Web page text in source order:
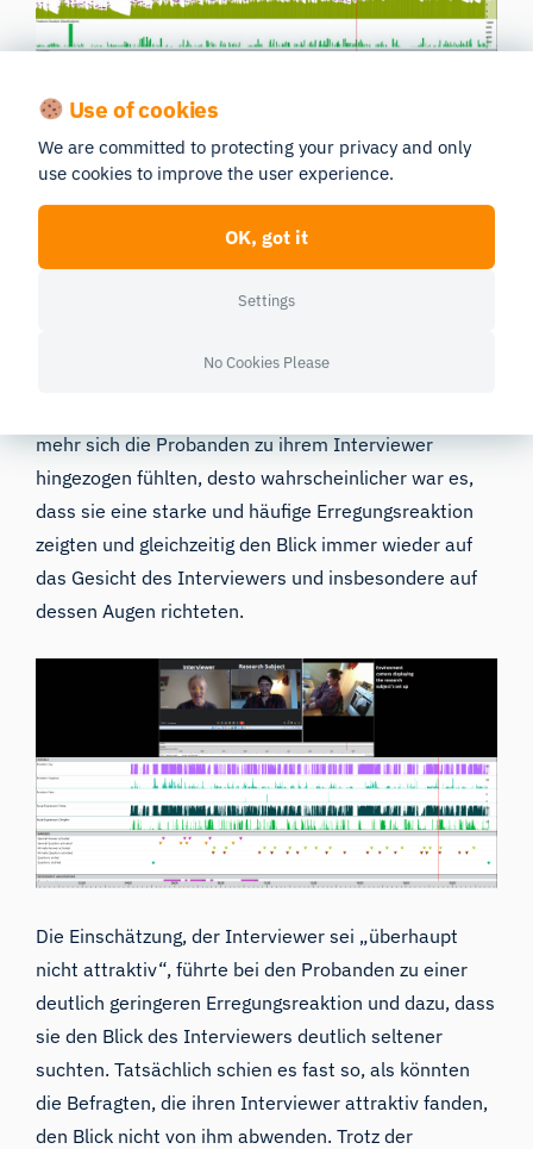
Um die Mimik sowohl der Probanden als auch der
Interviewer zu erfassen, nutzten wir den Stimulus
„Face Recording“ in iMotions. So konnten die
Interviewer den Probanden über eine virtuelle
weckenden“ Fragen stellen, nachdem diese zuvor
mehr sich die Probanden zu ihrem Interviewer
hingezogen fühlten, desto wahrscheinlicher war es,
dass sie eine starke und häufige Erregungsreaktion
zeigten und gleichzeitig den Blick immer wieder auf
das Gesicht des Interviewers und insbesondere auf
dessen Augen richteten.
Die Einschätzung, der Interviewer sei „überhaupt
nicht attraktiv“, führte bei den Probanden zu einer
deutlich geringeren Erregungsreaktion und dazu, dass
sie den Blick des Interviewers deutlich seltener
suchten. Tatsächlich schien es fast so, als könnten
die Befragten, die ihren Interviewer attraktiv fanden,
den Blick nicht von ihm abwenden. Trotz der
Use of cookies
We are committed to protecting your privacy and only
use cookies to improve the user experience.
OK, got it
Settings
No Cookies Please